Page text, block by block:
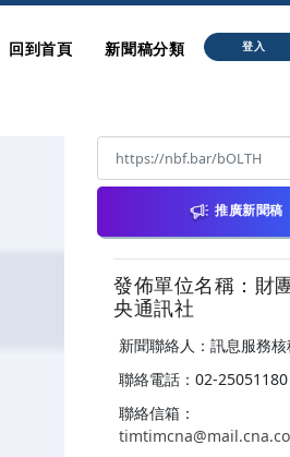
回到首頁 新聞稿分類 登入
推廣新聞稿
發佈單位名稱：財
央通訊社
新聞聯絡人：訊息服務核
聯絡電話：02-25051180
聯絡信箱：